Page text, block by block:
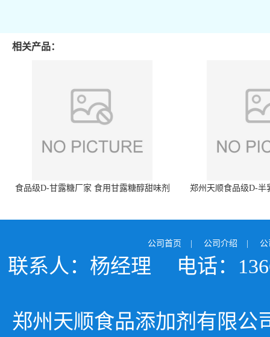
相关产品：
食品级D-甘露糖厂家 食用甘露糖醇甜味剂
郑州天顺食品级D-半
公司首页 | 公司介绍 |
联系人：杨经理 电话：
郑州天顺食品添加剂有限公